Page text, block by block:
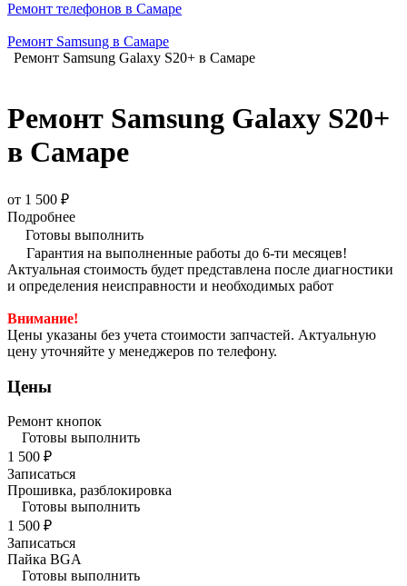
Ремонт телефонов в Самаре
Ремонт Samsung в Самаре
Ремонт Samsung Galaxy S20+ в Самаре
Ремонт Samsung Galaxy S20+
в Самаре
от 1 500 ₽
Подробнее
Готовы выполнить
Гарантия на выполненные работы до 6-ти месяцев!
Актуальная стоимость будет представлена после диагностики
и определения неисправности и необходимых работ
Внимание!
Цены указаны без учета стоимости запчастей. Актуальную
цену уточняйте у менеджеров по телефону.
Цены
Ремонт кнопок
Готовы выполнить
1 500 ₽
Записаться
Прошивка, разблокировка
Готовы выполнить
1 500 ₽
Записаться
Пайка BGA
Готовы выполнить